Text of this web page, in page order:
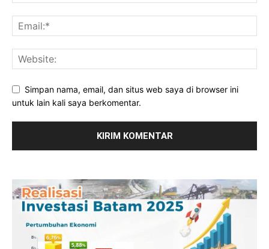
Simpan nama, email, dan situs web saya di browser ini
untuk lain kali saya berkomentar.